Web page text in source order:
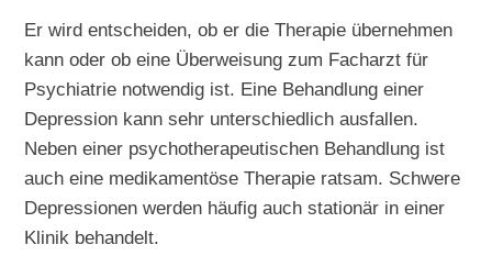
Er wird entscheiden, ob er die Therapie übernehmen
kann oder ob eine Überweisung zum Facharzt für
Psychiatrie notwendig ist. Eine Behandlung einer
Depression kann sehr unterschiedlich ausfallen.
Neben einer psychotherapeutischen Behandlung ist
auch eine medikamentöse Therapie ratsam. Schwere
Depressionen werden häufig auch stationär in einer
Klinik behandelt.